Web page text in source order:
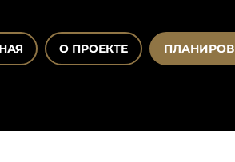
О ПРОЕКТЕ